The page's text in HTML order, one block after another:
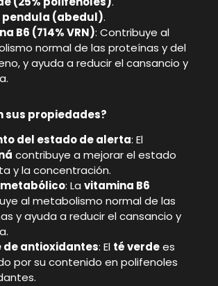
pendula (abedul).
B6 (714% VRN): Contribuye al
normal de las proteínas y del
y ayuda a reducir el cansancio y
sus propiedades?
del estado de alerta: El
contribuye a mejorar el estado
y la concentración.
: La vitamina B6
al metabolismo normal de las
y ayuda a reducir el cansancio y
de antioxidantes: El té verdees
por su contenido en polifenoles